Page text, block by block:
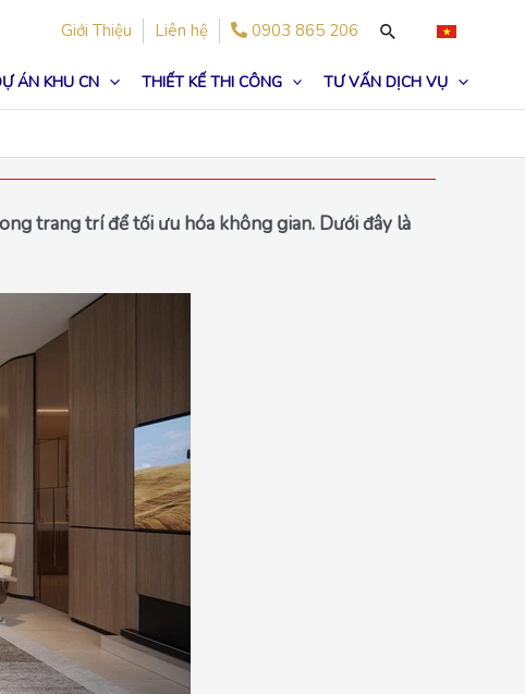
Giới Thiệu Liên hệ 0903 865 206
ÁN KHU CN THIẾT KẾ THI CÔNG TƯ VẤN DỊCH VỤ
trang trí để tối ưu hóa không gian. Dưới đây là